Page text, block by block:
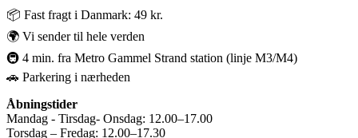
📦 Fast fragt i Danmark: 49 kr.
🌍 Vi sender til hele verden
🚇 4 min. fra Metro Gammel Strand station (linje M3/M4)
🚗 Parkering i nærheden
Åbningstider
Mandag - Tirsdag- Onsdag: 12.00–17.00
Torsdag – Fredag: 12.00–17.30